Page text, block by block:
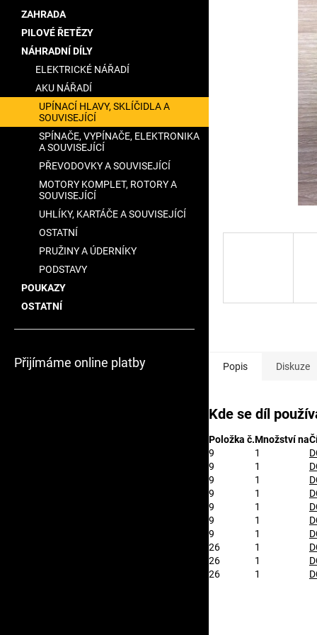
ZAHRADA
PILOVÉ ŘETĚZY
NÁHRADNÍ DÍLY
ELEKTRICKÉ NÁŘADÍ
AKU NÁŘADÍ
UPÍNACÍ HLAVY, SKLÍČIDLA A
SOUVISEJÍCÍ
SPÍNAČE, VYPÍNAČE, ELEKTRONIKA
A SOUVISEJÍCÍ
PŘEVODOVKY A SOUVISEJÍCÍ
MOTORY KOMPLET, ROTORY A
SOUVISEJÍCÍ
UHLÍKY, KARTÁČE A SOUVISEJÍCÍ
OSTATNÍ
PRUŽINY A ÚDERNÍKY
PODSTAVY
POUKAZY
OSTATNÍ
Přijímáme online platby
hvězdiček.
Popis Diskuze
Kde se díl
Položka č.Množství na
9
1
9
1
9
1
9
1
9
1
9
1
9
1
26
1
26
1
26
1